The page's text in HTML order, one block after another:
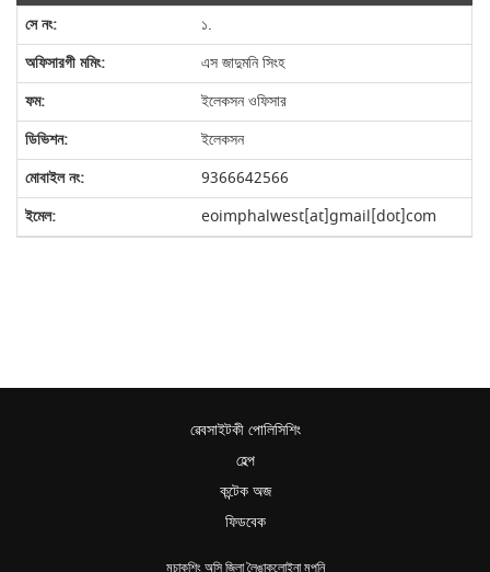
১.
এস জাদুমনি সিংহ
ইলেকসন ওফিসার
ইলেকসন
9366642566
eoimphalwest[at]gmail[dot]com
ৱেবসাইটকী পোলিসিশিং
হেল্প
কন্টেক অজ
ফিডবেক
মচাকশিং অসি জিলা লৈঙাকলোইনা মপুনি